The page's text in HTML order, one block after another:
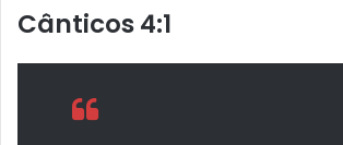
Cânticos 4:1